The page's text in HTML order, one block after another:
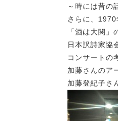
～時には昔の
さらに、1970
「酒は大関
日本訳詩家協
コンサートの
加藤さんのア
加藤登紀子さ